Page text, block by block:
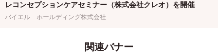
レコンセプションケアセミナー（株式会社クレオ）を開催
バイエル ホールディング株式会社
関連バナー